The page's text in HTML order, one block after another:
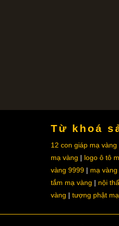
Từ khoá
12 con giáp mạ vàng
mạ vàng
logo ô tô
vàng 9999
mạ
tắm mạ vàng
nội
vàng
tượng phật